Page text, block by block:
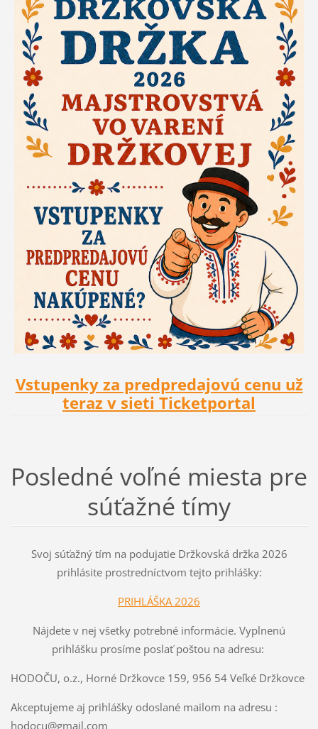
Vstupenky za predpredajovú cenu už
teraz v sieti Ticketportal
Posledné voľné miesta pre
súťažné tímy
Svoj súťažný tím na podujatie Držkovská držka 2026
prihlásite prostredníctvom tejto prihlášky:
PRIHLÁŠKA 2026
Nájdete v nej všetky potrebné informácie. Vyplnenú
prihlášku prosíme poslať poštou na adresu:
HODOČU, o.z., Horné Držkovce 159, 956 54 Veľké Držkovce
Akceptujeme aj prihlášky odoslané mailom na adresu :
hodocu@gmail.com